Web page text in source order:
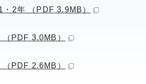
2年 （PDF 3.9MB）
PDF 3.0MB）
PDF 2.6MB）